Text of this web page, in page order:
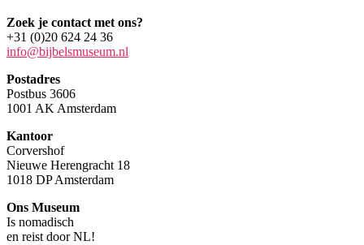
Zoek je contact met ons?
+31 (0)20 624 24 36
info@bijbelsmuseum.nl
Postadres
Postbus 3606
1001 AK Amsterdam
Kantoor
Corvershof
Nieuwe Herengracht 18
1018 DP Amsterdam
Ons Museum
Is nomadisch
en reist door NL!